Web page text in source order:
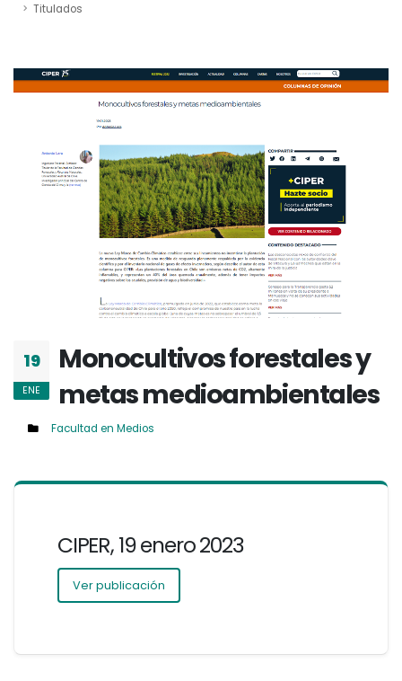
Titulados
19
ENE
Monocultivos forestales y
metas medioambientales
Facultad en Medios
CIPER, 19 enero 2023
Ver publicación